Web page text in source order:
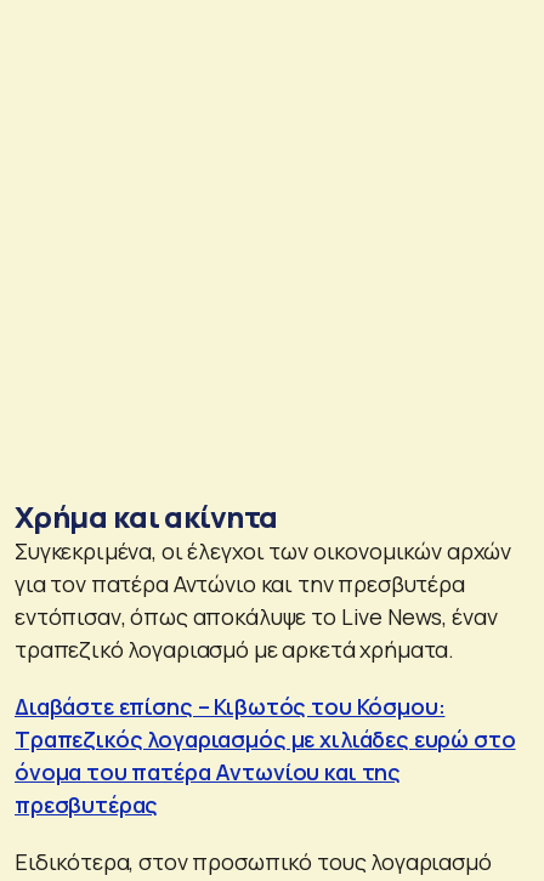
Χρήμα και ακίνητα
Συγκεκριμένα, οι έλεγχοι των οικονομικών αρχών
για τον πατέρα Αντώνιο και την πρεσβυτέρα
εντόπισαν, όπως αποκάλυψε το Live News, έναν
τραπεζικό λογαριασμό με αρκετά χρήματα.
Διαβάστε επίσης – Κιβωτός του Κόσμου:
Τραπεζικός λογαριασμός με χιλιάδες ευρώ στο
όνομα του πατέρα Αντωνίου και της
πρεσβυτέρας
Ειδικότερα, στον προσωπικό τους λογαριασμό